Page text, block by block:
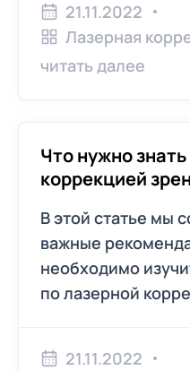
21.11.2022
Лазерная
читать далее
Что нужно
коррекцией
В этой статье мы
важные
необходимо
по лазерной
21.11.2022